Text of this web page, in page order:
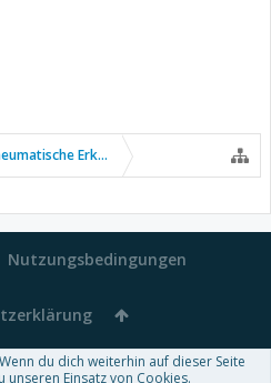
Erkrankungen
Nutzungsbedingungen
-Deutsch von xenDach
du dich weiterhin auf dieser Seite
Einsatz von Cookies.